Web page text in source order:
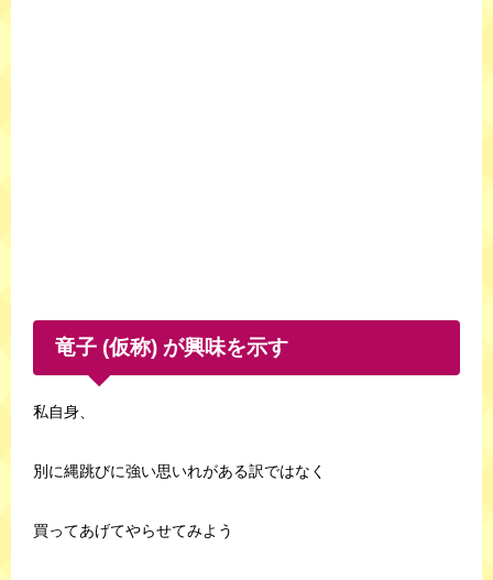
竜子 (仮称) が興味を示す
私自身、
別に縄跳びに強い思いれがある訳ではなく
買ってあげてやらせてみよう